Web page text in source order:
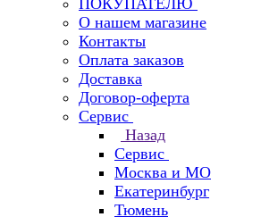
ПОКУПАТЕЛЮ
О нашем магазине
Контакты
Оплата заказов
Доставка
Договор-оферта
Сервис
Назад
Сервис
Москва и МО
Екатеринбург
Тюмень